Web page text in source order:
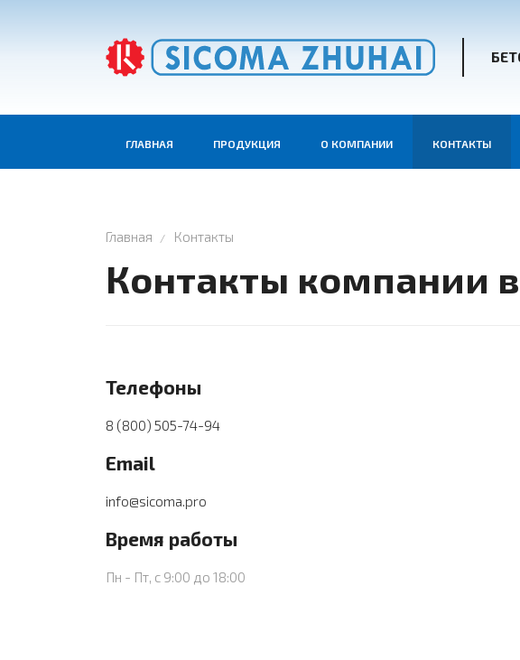
ГЛАВНАЯ ПРОДУКЦИЯ О КОМПАНИИ КОНТАКТЫ
Главная Контакты
Контакты компании
Телефоны
8 (800) 505-74-94
Email
info@sicoma.pro
Время работы
Пн - Пт, с 9:00 до 18:00